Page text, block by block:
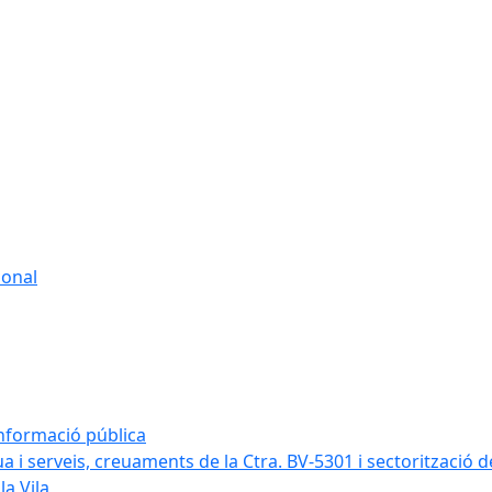
pública
i serveis, creuaments de la Ctra. BV-5301 i sectorització